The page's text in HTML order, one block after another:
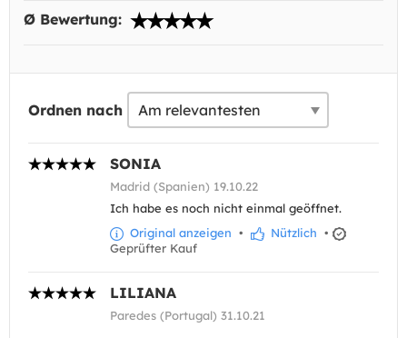
Ø Bewertung:
Ordnen nach
SONIA
Madrid (Spanien) 19.10.22
Ich habe es noch nicht einmal geöffnet.
Original anzeigen • Nützlich •
Geprüfter Kauf
LILIANA
Paredes (Portugal) 31.10.21